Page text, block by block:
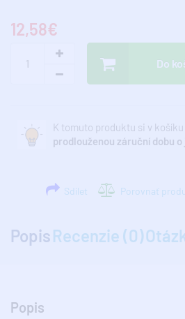
12,58€
Do
K tomuto produktu si v
prodlouženou záruční dobu
Sdílet Porovnať
PopisRecenzie (0)
Popis